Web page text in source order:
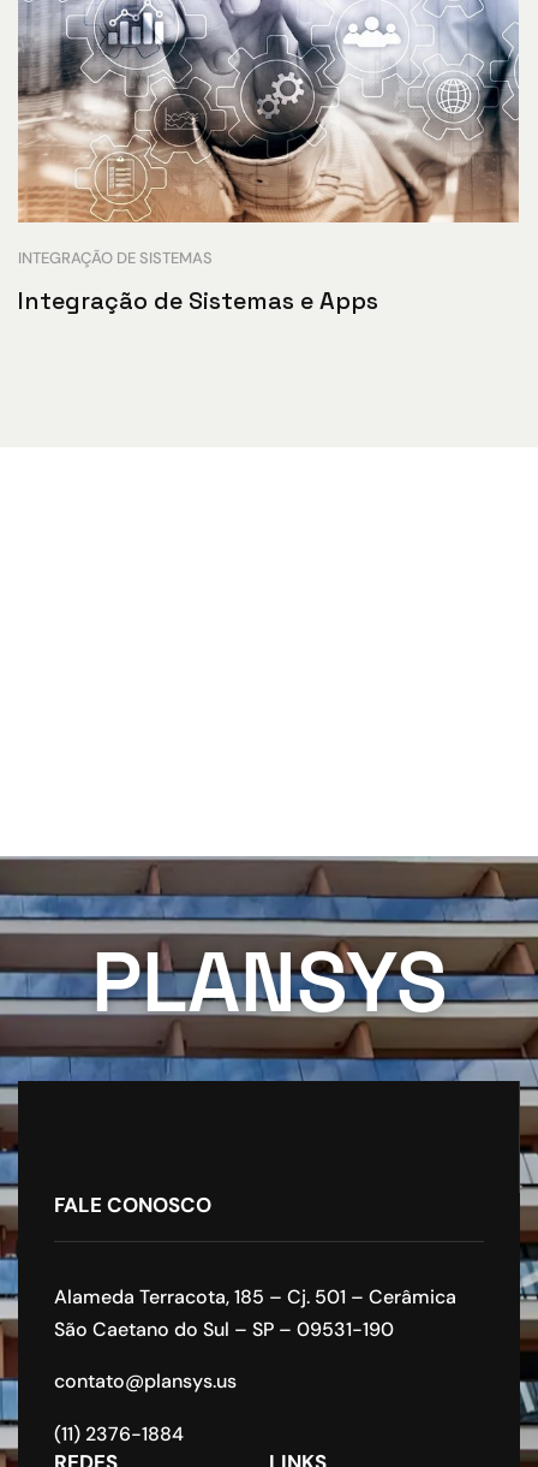
INTEGRAÇÃO DE SISTEMAS
Integração de Sistemas e Apps
PLANSYS
FALE CONOSCO
Alameda Terracota, 185 – Cj. 501 – Cerâmica
São Caetano do Sul – SP – 09531-190
contato@plansys.us
(11) 2376-1884